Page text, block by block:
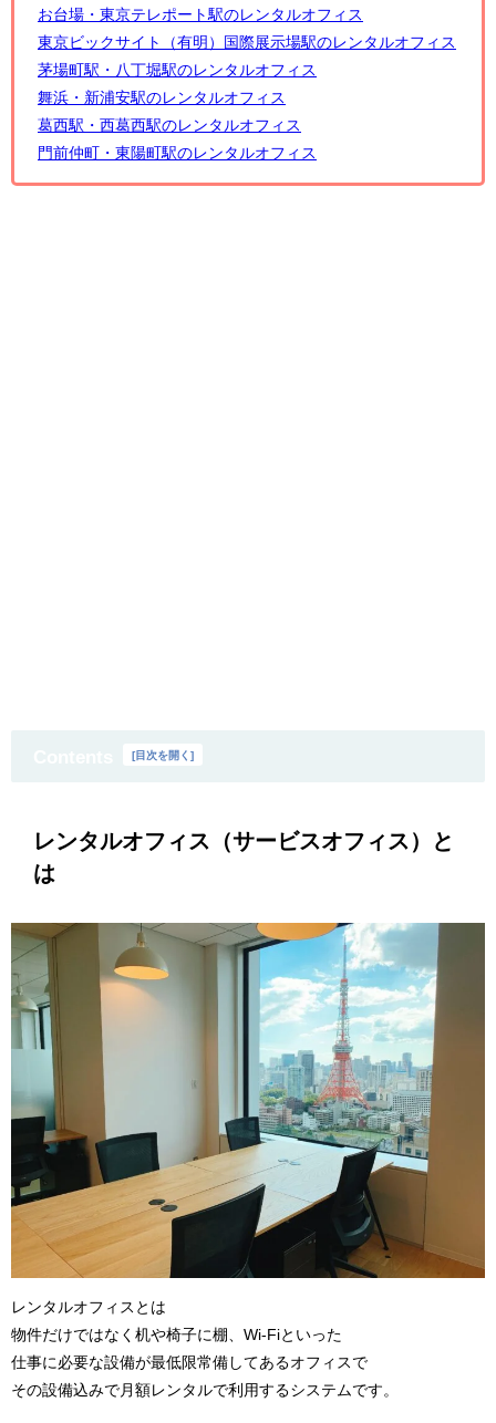
お台場・東京テレポート駅のレンタルオフィス
東京ビックサイト（有明）国際展示場駅のレンタルオフィス
茅場町駅・八丁堀駅のレンタルオフィス
舞浜・新浦安駅のレンタルオフィス
葛西駅・西葛西駅のレンタルオフィス
門前仲町・東陽町駅のレンタルオフィス
[目次を開く ]
レンタルオフィス（サービスオフィス）と
は
レンタルオフィスとは
物件だけではなく机や椅子に棚、Wi-Fiといった
仕事に必要な設備が最低限常備してあるオフィスで
その設備込みで月額レンタルで利用するシステムです。